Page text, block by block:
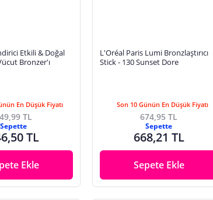
Etkili & Doğal
Bronzer'ı
En Düşük Fiyatı
TL
Sepette
TL
Ekle
L'Oréal Paris Lumi Bronzlaştırıcı
Stick - 130 Sunset Dore
Son 10 Günün En Düşük Fiyatı
674,95 TL
Sepette
668,21 TL
Sepete Ekle